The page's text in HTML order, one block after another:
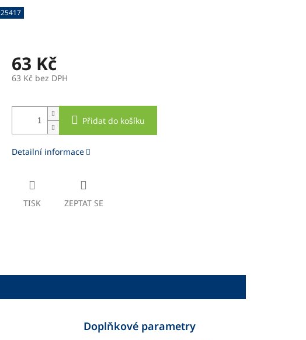
25417
63 Kč
63 Kč bez DPH
cena:
Přidat do košíku
Detailní informace
TISK ZEPTAT SE
Doplňkové parametry